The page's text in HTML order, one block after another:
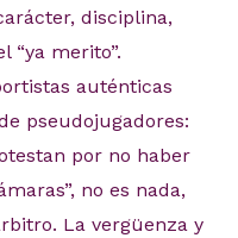
disciplina,
“ya merito”.
auténticas
pseudojugadores:
por no haber
no es nada,
La vergüenza y